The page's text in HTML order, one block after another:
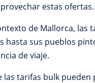
estas ofertas.
de Mallorca, las
hasta sus pueblos
de viaje.
las tarifas bulk